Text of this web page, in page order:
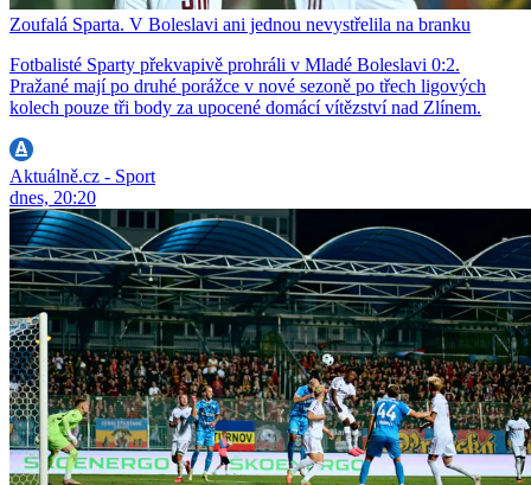
Zoufalá Sparta. V Boleslavi ani jednou nevystřelila na branku
Fotbalisté Sparty překvapivě prohráli v Mladé Boleslavi 0:2.
Pražané mají po druhé porážce v nové sezoně po třech ligových
kolech pouze tři body za upocené domácí vítězství nad Zlínem.
Aktuálně.cz - Sport
dnes, 20:20